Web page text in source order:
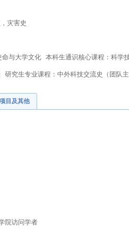
灾害史
命与大学文化本科生通识核心课程：科学
研究生专业课程：中外科技交流史（团队主
项目及其他
院访问学者